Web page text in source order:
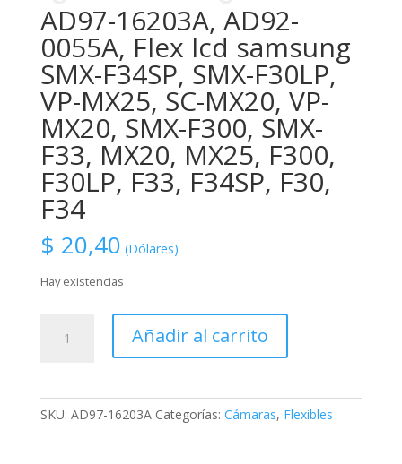
AD97-16203A, AD92-
0055A, Flex lcd samsung
SMX-F34SP, SMX-F30LP,
VP-MX25, SC-MX20, VP-
MX20, SMX-F300, SMX-
F33, MX20, MX25, F300,
F30LP, F33, F34SP, F30,
F34
$ 20,40 (Dólares)
Hay existencias
16203A,
Añadir al carrito
SKU: AD97-16203A Categorías: Cámaras, Flexibles